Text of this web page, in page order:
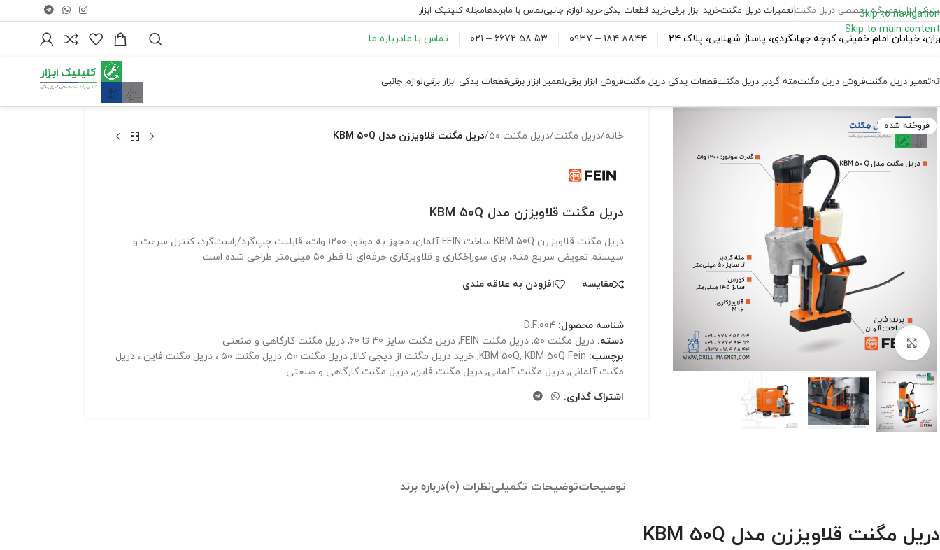
Skip to navigation
Skip to main content
ابزار تعمیرگاه تخصصی دریل مگنتتعمیرات دریل مگنتخرید ابزار برقیخرید قطعات یدکیخرید لوازم جانبیتماس با مابرندهامجله کلینیک ابزار
خیابان امام خمینی، کوچه جهانگردی، پاساژ شهلایی، پلاک ۲۴ ۸۸۴۴ ۱۸۴ – ۰۹۳۷ ۵۳ ۵۸ ۶۶۷۲ – ۰۲۱ تماس با مادرباره ما
تعمیر دریل مگنتفروش دریل مگنتمته گردبر دریل مگنتقطعات یدکی دریل مگنتفروش ابزار برقیتعمیر ابزار برقیقطعات یدکی ابزار برقیلوازم جانبی
فروخته شده
برای بزرگنمایی کلیک کنید
خانه/دریل مگنت/دریل مگنت ۵۰ /دریل مگنت قلاویززن مدل KBM 50Q
دریل مگنت قلاویززن مدل KBM 50Q
دریل مگنت قلاویززن KBM 50Q ساخت FEIN آلمان، مجهز به موتور ۱۲۰۰ وات، قابلیت چپ‌گرد/راست‌گرد، کنترل سرعت و
سیستم تعویض سریع مته، برای سوراخکاری و قلاویزکاری حرفه‌ای تا قطر ۵۰ میلی‌متر طراحی شده است.
مقايسه افزودن به علاقه مندی
شناسه محصول:D.F.004
دسته: دریل مگنت ۵۰ , دریل مگنت FEIN , دریل مگنت سایز 40 تا 60 , دریل مگنت کارگاهی و صنعتی
برچسب:
KBM 50Q, KBM 50Q Fein
, خرید دریل مگنت از دیجی کالا, دریل مگنت ۵۰ ,
دریل مگنت ۵۰ ،‌ دریل مگنت فاین ، دریل
مگنت آلمانی, دریل مگنت آلمانی, دریل مگنت فاین, دریل مگنت کارگاهی و صنعتی
اشتراک گذاری:
توضیحاتتوضیحات تکمیلینظرات (0) درباره برند
دریل مگنت قلاویززن مدل KBM 50Q